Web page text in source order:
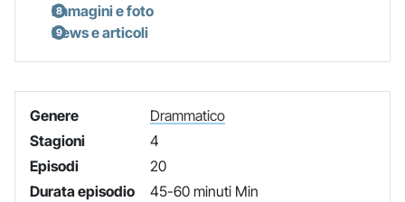
Immagini e foto
News e articoli
Genere
Drammatico
Stagioni
4
Episodi
20
Durata episodio
45-60 minuti Min